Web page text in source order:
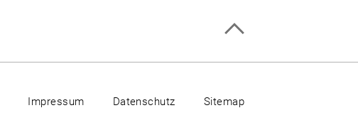
Impressum Datenschutz Sitemap